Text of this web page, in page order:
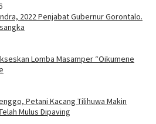
2022 Penjabat Gubernur Gorontalo.
Lomba Masamper “Oikumene
Petani Kacang Tilihuwa Makin
Mulus Dipaving